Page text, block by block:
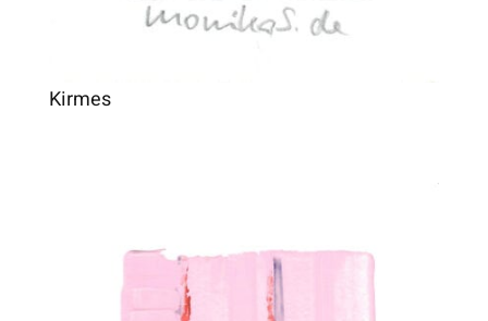
Kirmes